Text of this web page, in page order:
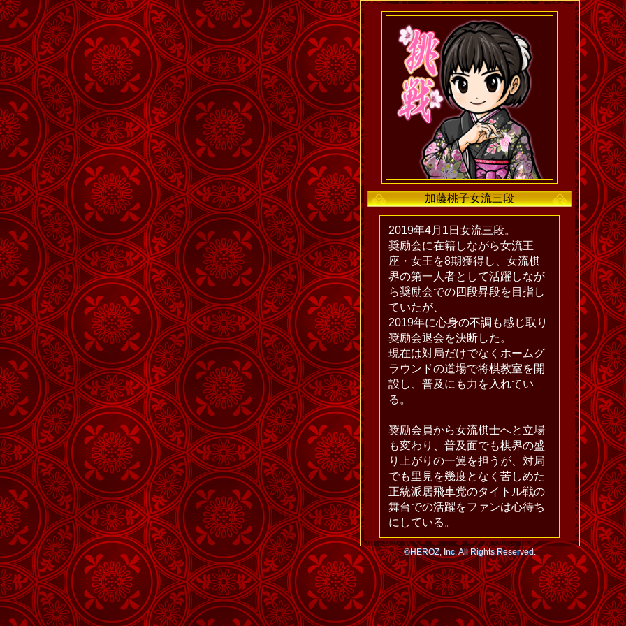
加藤桃子女流三段
2019年4月1日女流三段。
奨励会に在籍しながら女流王
座・女王を8期獲得し、女流棋
界の第一人者として活躍しなが
ら奨励会での四段昇段を目指し
ていたが、
2019年に心身の不調も感じ取り
奨励会退会を決断した。
現在は対局だけでなくホームグ
ラウンドの道場で将棋教室を開
設し、普及にも力を入れてい
る。
奨励会員から女流棋士へと立場
も変わり、普及面でも棋界の盛
り上がりの一翼を担うが、対局
でも里見を幾度となく苦しめた
正統派居飛車党のタイトル戦の
舞台での活躍をファンは心待ち
にしている。
©HEROZ, Inc. All Rights Reserved.